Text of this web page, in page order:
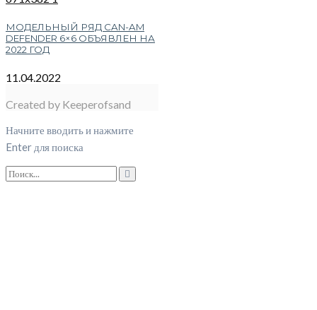
МОДЕЛЬНЫЙ РЯД CAN-AM
DEFENDER 6×6 ОБЪЯВЛЕН НА
2022 ГОД
11.04.2022
Created by Keeperofsand
Начните вводить и нажмите
Enter для поиска